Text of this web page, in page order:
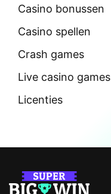
Casino bonussen
Casino spellen
Crash games
Live casino games
Licenties